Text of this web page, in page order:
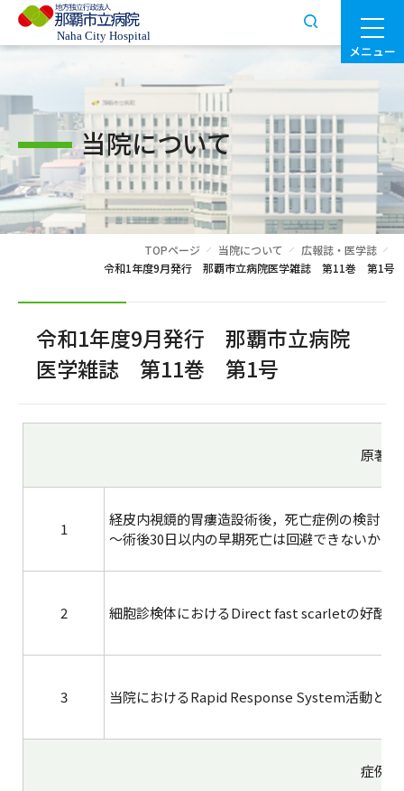
メニュー
当院について
TOPページ 当院について
広報誌・医学誌
令和1年度9月発行 那覇市立病院医学雑誌 第11巻 第1号
令和1年度9月発行 那覇市立病院
医学雑誌 第11巻 第1号
原著
1
経皮内視鏡的胃瘻造設術後，死亡症例の検討
～術後30日以内の早期死亡は回避できないか～
2 細胞診検体におけるDirect fast scarletの好酸球
3 当院におけるRapid Response System活動と課
症例